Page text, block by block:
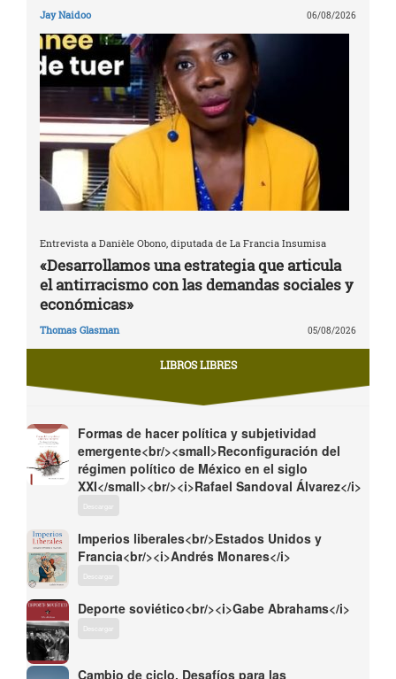
Jay Naidoo 06/08/2026
Entrevista a Danièle Obono, diputada de La Francia Insumisa
«Desarrollamos una estrategia que articula
el antirracismo con las demandas sociales y
económicas»
Thomas Glasman 05/08/2026
LIBROS LIBRES
Formas de hacer política y subjetividad
emergente<br/><small>Reconfiguración del
régimen político de México en el siglo
XXI</small><br/><i>Rafael Sandoval Álvarez</i>
Descargar
Imperios liberales<br/>Estados Unidos y
Francia<br/><i>Andrés Monares</i>
Descargar
Deporte soviético<br/><i>Gabe Abrahams</i>
Descargar
Cambio de ciclo. Desafíos para las